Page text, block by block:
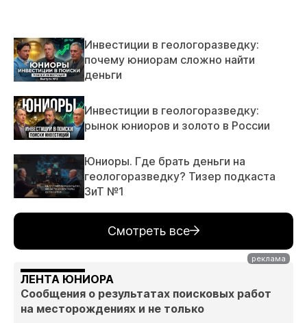
Инвестиции в геологоразведку:
почему юниорам сложно найти
деньги
Инвестиции в геологоразведку:
рынок юниоров и золото в России
Юниоры. Где брать деньги на
геологоразведку? Тизер подкаста
ЗиТ №1
Смотреть все
ЛЕНТА ЮНИОРА
Сообщения о результатах поисковых работ
на месторождениях и не только